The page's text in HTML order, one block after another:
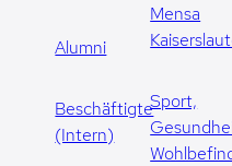
Alumni
Beschäftigte
(Intern)
Mensa
Sport,